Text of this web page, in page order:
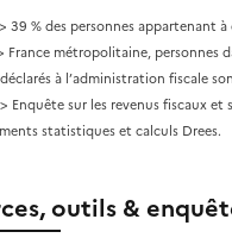
> 39 % des personnes appartenant à
France métropolitaine, personnes
à l’administration fiscale
> Enquête sur les revenus fiscaux et
statistiques et calculs Drees.
outils &